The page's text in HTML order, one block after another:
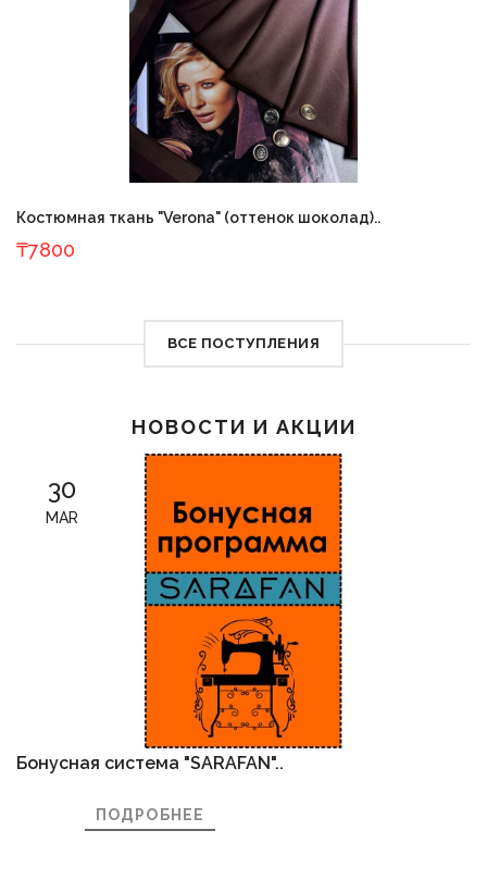
Костюмная ткань "Verona" (оттенок шоколад)..
₸7800
ВСЕ ПОСТУПЛЕНИЯ
НОВОСТИ И АКЦИИ
30
MAR
Бонусная система "SARAFAN"..
ПОДРОБНЕЕ